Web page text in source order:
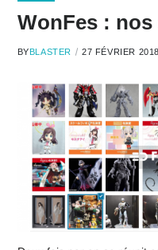
WonFes :
BYBLASTER 27 FÉVRIER 2018